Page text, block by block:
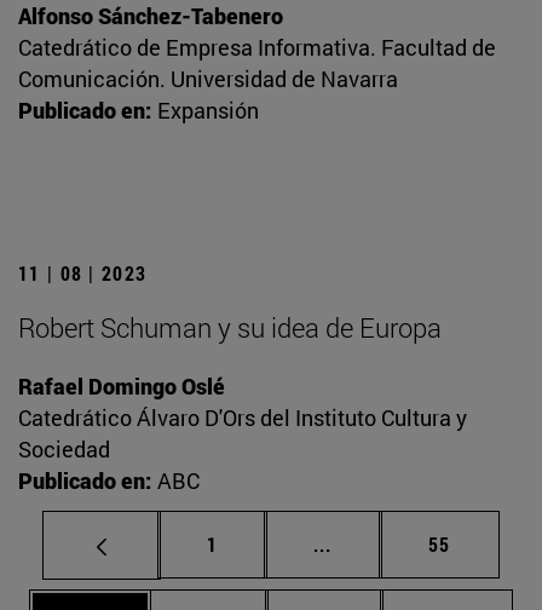
Alfonso Sánchez-Tabenero
Catedrático de Empresa Informativa. Facultad de
Comunicación. Universidad de Navarra
Publicado en: Expansión
11 | 08 | 2023
Robert Schuman y su idea de Europa
Rafael Domingo Oslé
Catedrático Álvaro D'Ors del Instituto Cultura y
Sociedad
Publicado en: ABC
Página
1 ... Páginas intermedias
Página
55